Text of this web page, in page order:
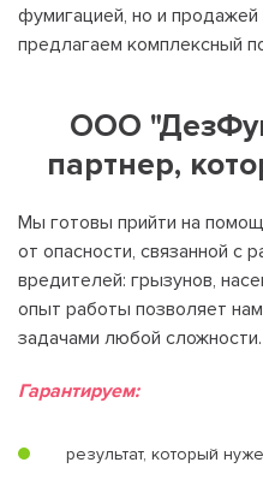
фумигацией, но и продажей
предлагаем комплексный
ООО
партнер,
Мы готовы прийти на
от опасности, связанной с
вредителей: грызунов,
опыт работы позволяет
задачами любой сложности.
Гарантируем:
результат, который